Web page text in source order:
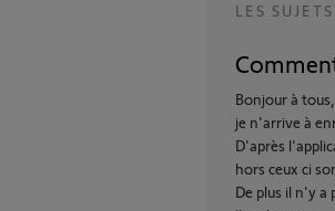
LES
Bonjour à tous,
je n'arrive à
D'après
hors ceux ci
De plus il n'y